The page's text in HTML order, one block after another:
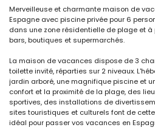
Merveilleuse et charmante maison de
Espagne avec piscine privée pour 6
dans une zone résidentielle de plage et
bars, boutiques et supermarchés.
La maison de vacances dispose de 3
toilette invité, réparties sur 2 niveaux.
jardin arboré, une magnifique piscine et
confort et la proximité de la plage, des
sportives, des installations de
sites touristiques et culturels font de
idéal pour passer vos vacances en